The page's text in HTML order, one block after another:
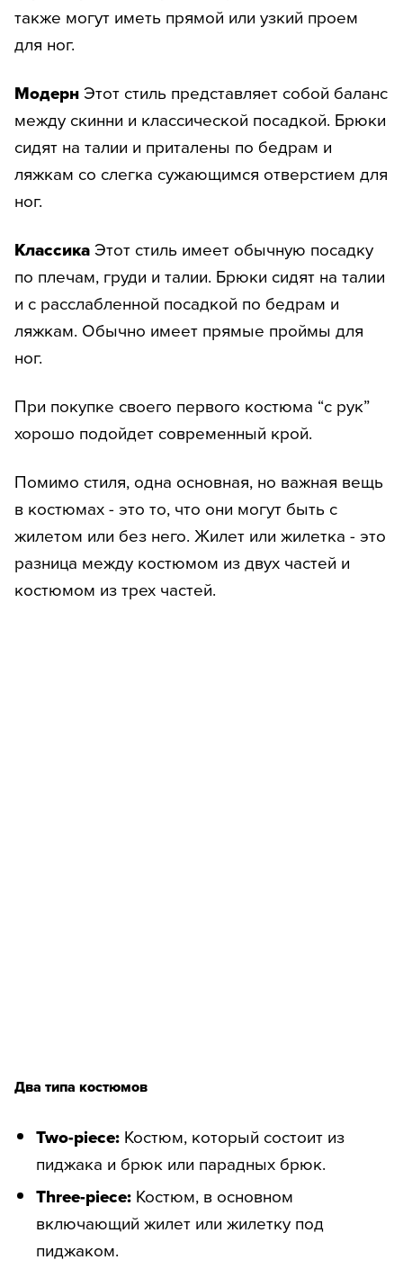
также могут иметь прямой или узкий проем
для ног.
МодернЭтот стиль представляет собой баланс
между скинни и классической посадкой. Брюки
сидят на талии и приталены по бедрам и
ляжкам со слегка сужающимся отверстием для
ног.
КлассикаЭтот стиль имеет обычную посадку
по плечам, груди и талии. Брюки сидят на талии
и с расслабленной посадкой по бедрам и
ляжкам. Обычно имеет прямые проймы для
ног.
При покупке своего первого костюма “с рук”
хорошо подойдет современный крой.
Помимо стиля, одна основная, но важная вещь
в костюмах - это то, что они могут быть с
жилетом или без него. Жилет или жилетка - это
разница между костюмом из двух частей и
костюмом из трех частей.
Два типа костюмов
Two-piece: Костюм, который состоит из
пиджака и брюк или парадных брюк.
Three-piece: Костюм, в основном
включающий жилет или жилетку под
пиджаком.